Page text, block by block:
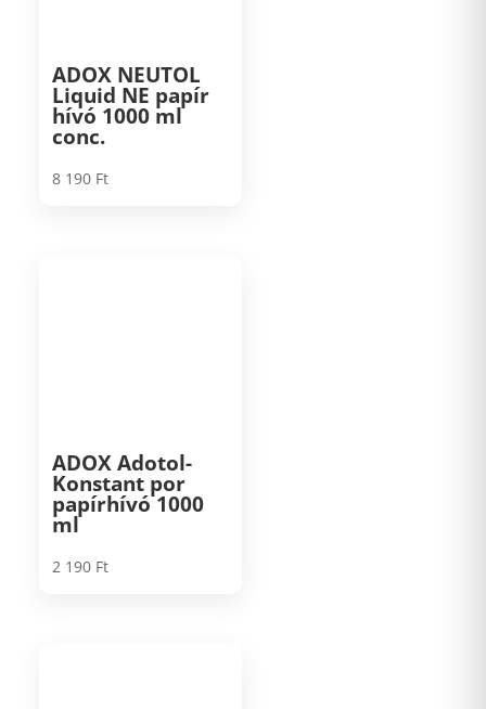
ADOX NEUTOL
Liquid NE papír
hívó 1000 ml
conc.
8 190 Ft
ADOX Adotol-
Konstant por
papírhívó 1000
ml
2 190 Ft